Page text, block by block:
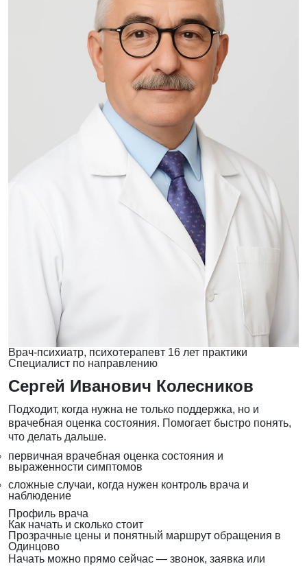
Врач-психиатр, психотерапевт 16 лет практики
Специалист по направлению
Сергей Иванович Колесников
Подходит, когда нужна не только поддержка, но и
врачебная оценка состояния. Помогает быстро понять,
что делать дальше.
первичная врачебная оценка состояния и
выраженности симптомов
сложные случаи, когда нужен контроль врача и
наблюдение
Профиль врача
Как начать и сколько стоит
Прозрачные цены и понятный маршрут обращения в
Одинцово
Начать можно прямо сейчас — звонок, заявка или